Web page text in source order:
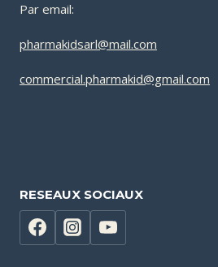
Par email:
pharmakidsarl@mail.com
commercial.pharmakid@gmail.com
RESEAUX SOCIAUX